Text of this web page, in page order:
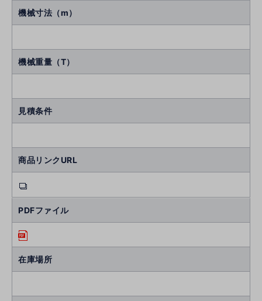
機械寸法（m）
機械重量（T）
見積条件
商品リンクURL
PDFファイル
在庫場所